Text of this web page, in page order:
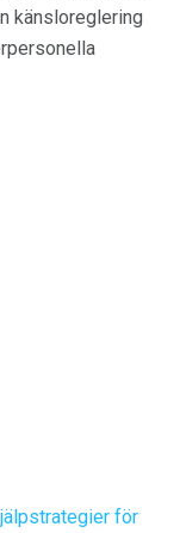
känsloreglering
för